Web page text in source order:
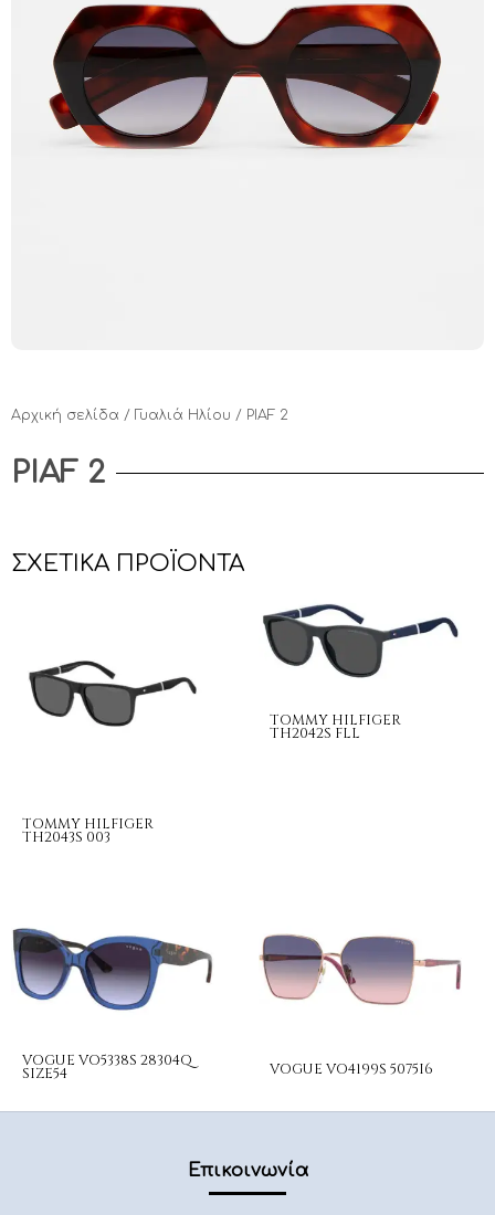
Αρχική σελίδα / Γυαλιά Ηλίου / PIAF 2
PIAF 2
ΣΧΕΤΙΚΆ ΠΡΟΪΌΝΤΑ
TOMMY HILFIGER
TH2043S 003
TOMMY HILFIGER
TH2042S FLL
VOGUE VO5338S 28304Q
SIZE54 VOGUE VO4199S 5075I6
Επικοινωνία